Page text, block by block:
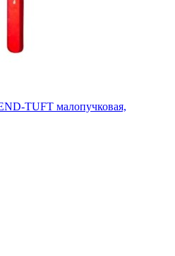
TUFT малопучковая,